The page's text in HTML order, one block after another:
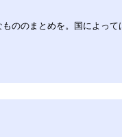
ののまとめを。国によって